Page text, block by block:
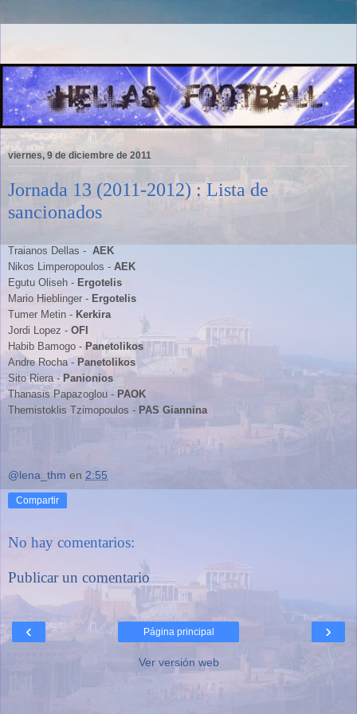
viernes, 9 de diciembre de 2011
Jornada 13 (2011-2012) : Lista de
sancionados
Traianos Dellas - AEK
Nikos Limperopoulos - AEK
Egutu Oliseh - Ergotelis
Mario Hieblinger - Ergotelis
Tumer Metin - Kerkira
Jordi Lopez - OFI
Habib Bamogo - Panetolikos
Andre Rocha - Panetolikos
Sito Riera -Panionios
Thanasis Papazoglou - PAOK
Themistoklis Tzimopoulos - PAS Giannina
@lena_thm en 2:55
Compartir
No hay comentarios:
Publicar un comentario
‹ ›
Página principal
Ver versión web